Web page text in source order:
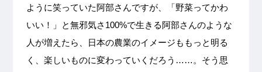
ように笑っていた阿部さんですが、「野菜ってかわ
いい！」と無邪気さ 100%で生きる阿部さんのような
人が増えたら、日本の農業のイメージももっと明る
く、楽しいものに変わっていくだろう …… 。そう思